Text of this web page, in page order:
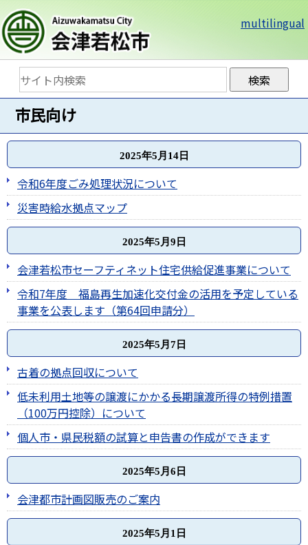
multilingual
市民向け
2025年5月14日
令和6年度ごみ処理状況について
災害時給水拠点マップ
2025年5月9日
会津若松市セーフティネット住宅供給促進事業について
令和7年度 福島再生加速化交付金の活用を予定している
事業を公表します（第64回申請分）
2025年5月7日
古着の拠点回収について
低未利用土地等の譲渡にかかる長期譲渡所得の特例措置
（100万円控除）について
個人市・県民税額の試算と申告書の作成ができます
2025年5月6日
会津都市計画図販売のご案内
2025年5月1日